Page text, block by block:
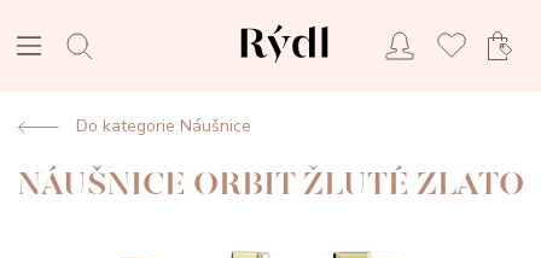
Do kategorie Náušnice
NÁUŠNICE ORBIT ŽLUTÉ ZLATO